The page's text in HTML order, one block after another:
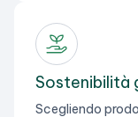
Sostenibilità
Scegliendo